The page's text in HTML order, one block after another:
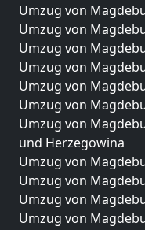
Umzug von
Umzug von
Umzug von
Umzug von
Umzug von
Umzug von
Umzug von
und Herzegowina
Umzug von
Umzug von
Umzug von
Umzug von